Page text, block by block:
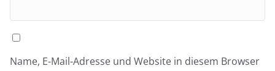
Name, E-Mail-Adresse und Website in diesem Browser